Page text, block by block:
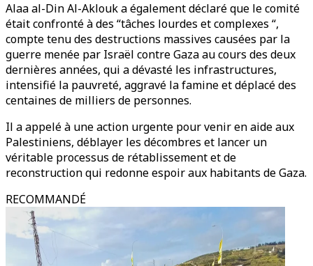
Alaa al-Din Al-Aklouk a également déclaré que le comité
était confronté à des “tâches lourdes et complexes “,
compte tenu des destructions massives causées par la
guerre menée par Israël contre Gaza au cours des deux
dernières années, qui a dévasté les infrastructures,
intensifié la pauvreté, aggravé la famine et déplacé des
centaines de milliers de personnes.
Il a appelé à une action urgente pour venir en aide aux
Palestiniens, déblayer les décombres et lancer un
véritable processus de rétablissement et de
reconstruction qui redonne espoir aux habitants de Gaza.
RECOMMANDÉ